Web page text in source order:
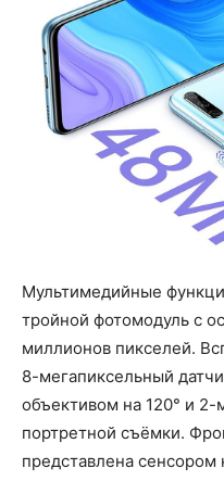
Мультимедийные
тройной фотомодуль с
миллионов пикселей.
8-мегапиксельный
объективом на 120° и
портретной съёмки.
представлена